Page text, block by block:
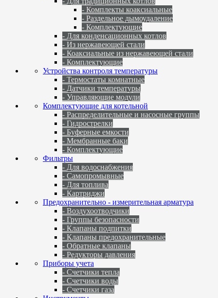
- Комплекты коаксиальные
- Раздельное дымоудаление
- Комплектующие
- Для конденсационных котлов
- Из нержавеющей стали
- Коаксиальные из нержавеющей стали
- Комплектующие
Устройства контроля температуры
- Термостаты комнатные
- Датчики температуры
- Управляющие модули
Комплектующие для котельной
- Распределительные и насосные группы
- Гидрострелки
- Буферные емкости
- Мембранные баки
- Комплектующие
Фильтры
- Для водоснабжения
- Самопромывные
- Для топлива
- Картриджи
Предохранительно - измерительная арматура
- Воздухоотводчики
- Группы безопасности
- Клапаны подпитки
- Клапаны предохранительные
- Обратные клапаны
- Редукторы давления
Приборы учета
- Счетчики тепла
- Счетчики воды
- Счетчики газа